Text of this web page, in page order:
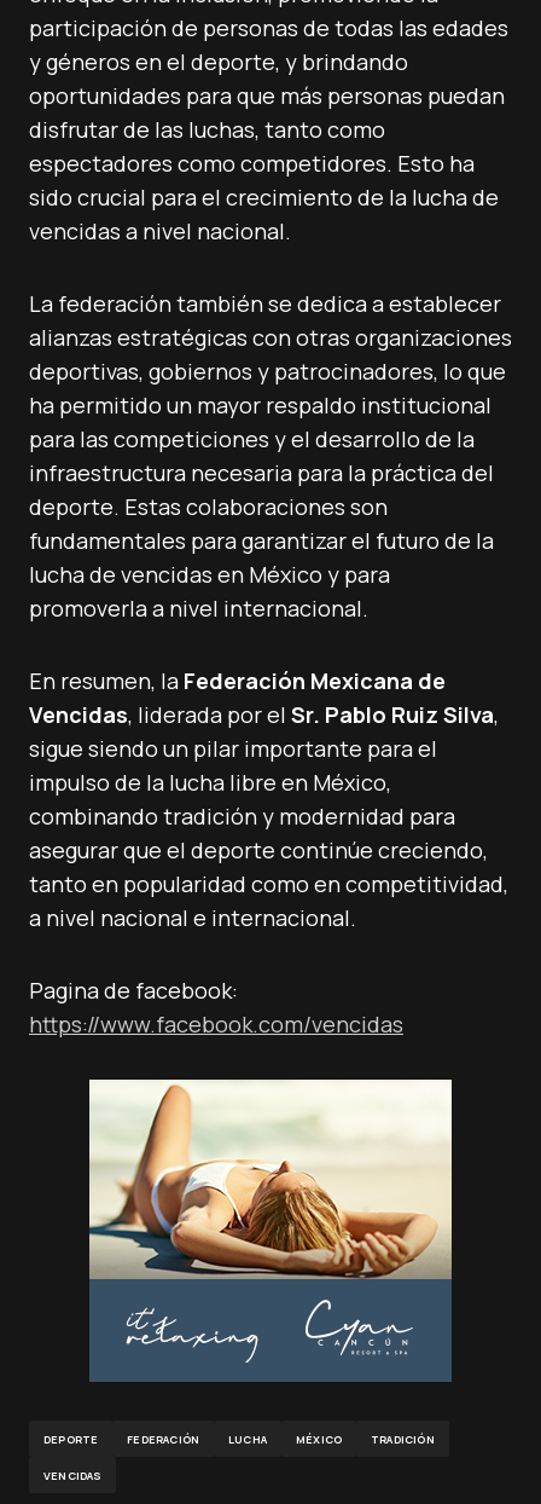
participación de personas de todas las edades
y géneros en el deporte, y brindando
oportunidades para que más personas puedan
disfrutar de las luchas, tanto como
espectadores como competidores. Esto ha
sido crucial para el crecimiento de la lucha de
vencidas a nivel nacional.
La federación también se dedica a establecer
alianzas estratégicas con otras organizaciones
deportivas, gobiernos y patrocinadores, lo que
ha permitido un mayor respaldo institucional
para las competiciones y el desarrollo de la
infraestructura necesaria para la práctica del
deporte. Estas colaboraciones son
fundamentales para garantizar el futuro de la
lucha de vencidas en México y para
promoverla a nivel internacional.
En resumen, la Federación Mexicana de
Vencidas, liderada por el Sr. Pablo Ruiz Silva,
sigue siendo un pilar importante para el
impulso de la lucha libre en México,
combinando tradición y modernidad para
asegurar que el deporte continúe creciendo,
tanto en popularidad como en competitividad,
a nivel nacional e internacional.
Pagina de facebook:
https://www.facebook.com/vencidas
DEPORTE FEDERACIÓN LUCHA MÉXICO TRADICIÓN
VENCIDAS